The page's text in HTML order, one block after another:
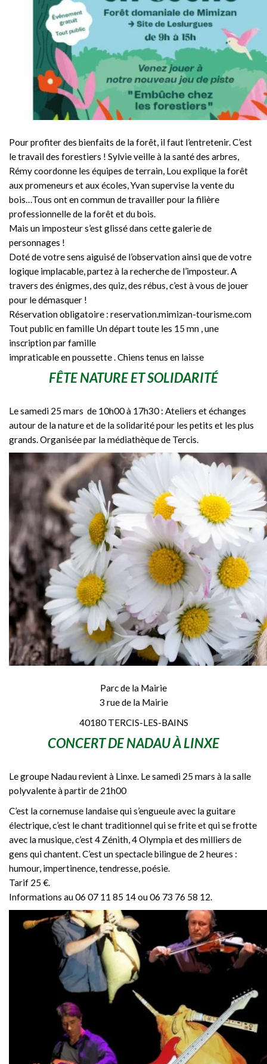
Pour profiter des bienfaits de la forêt, il faut l’entretenir. C’est
le travail des forestiers ! Sylvie veille à la santé des arbres,
Rémy coordonne les équipes de terrain, Lou explique la forêt
aux promeneurs et aux écoles, Yvan supervise la vente du
bois…Tous ont en commun de travailler pour la filière
professionnelle de la forêt et du bois.
Mais un imposteur s’est glissé dans cette galerie de
personnages !
Doté de votre sens aiguisé de l’observation ainsi que de votre
logique implacable, partez à la recherche de l’imposteur. A
travers des énigmes, des quiz, des rébus, c’est à vous de jouer
pour le démasquer !
Réservation obligatoire : reservation.mimizan-tourisme.com
Tout public en famille Un départ toute les 15 mn , une
inscription par famille
impraticable en poussette . Chiens tenus en laisse
FÊTE NATURE ET SOLIDARITÉ
Le samedi 25 mars de 10h00 à 17h30 : Ateliers et échanges
autour de la nature et de la solidarité pour les petits et les plus
grands. Organisée par la médiathèque de Tercis.
Parc de la Mairie
3 rue de la Mairie
40180 TERCIS-LES-BAINS
CONCERT DE NADAU À LINXE
Le groupe Nadau revient à Linxe. Le samedi 25 mars à la salle
polyvalente à partir de 21h00
C’est la cornemuse landaise qui s’engueule avec la guitare
électrique, c’est le chant traditionnel qui se frite et qui se frotte
avec la musique, c’est 4 Zénith, 4 Olympia et des milliers de
gens qui chantent. C’est un spectacle bilingue de 2 heures :
humour, impertinence, tendresse, poésie.
Tarif 25 €.
Informations au 06 07 11 85 14 ou 06 73 76 58 12.